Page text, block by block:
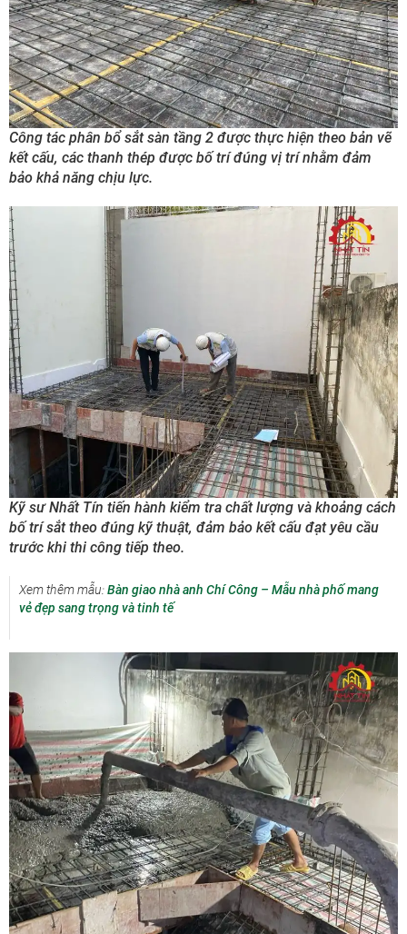
Công tác phân bổ sắt sàn tầng 2 được thực hiện theo bản vẽ
kết cấu, các thanh thép được bố trí đúng vị trí nhằm đảm
bảo khả năng chịu lực.
Kỹ sư Nhất Tín tiến hành kiểm tra chất lượng và khoảng cách
bố trí sắt theo đúng kỹ thuật, đảm bảo kết cấu đạt yêu cầu
trước khi thi công tiếp theo.
Xem thêm mẫu:Bàn giao nhà anh Chí Công – Mẫu nhà phố mang
vẻ đẹp sang trọng và tinh tế